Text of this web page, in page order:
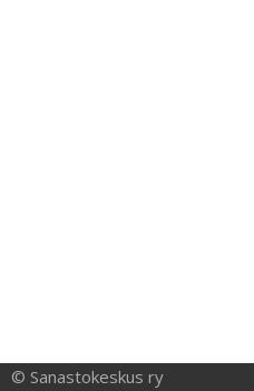
© Sanastokeskus ry